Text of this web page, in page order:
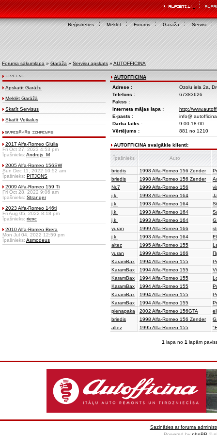
Reģistrēties Meklēt Forums Garāža Servisi
Foruma sākumlapa » Garāža » Servisu apskats »AUTOFFICINA
Apskatīt Garāžu
Meklēt Garāžā
Skatīt Servisus
Skatīt Veikalus
2017 Alfa-Romeo Giulia
Fri Oct 27, 2023 4:53 pm
Īpašnieks: Andrejs_M
2005 Alfa-Romeo 156SW
Sun Dec 11, 2022 10:52 am
Īpašnieks: PITJONS
2009 Alfa-Romeo 159 Ti
Fri Oct 28, 2022 9:06 am
Īpašnieks: Stranger
2023 Alfa-Romeo 146ti
Fri Aug 05, 2022 8:18 pm
Īpašnieks: riexc
2010 Alfa-Romeo Brera
Mon Jul 04, 2022 12:59 pm
Īpašnieks: Asmodeus
AUTOFFICINA
Adrese :
Ozolu iela 2a,
Telefons :
67383626
Fakss :
Interneta mājas lapa :
http://
E-pasts :
info@
Darba laiks :
9:00-18:00
Vērtējums :
881 no 1210
AUTOFFICINA svaigākie klienti:
Īpašnieks Auto
briedis 1998 Alfa-Romeo 156 Zender
briedis
1998 Alfa-Romeo 156 Zender
Nr.7
1999 Alfa-Romeo 156
j.k.
1993 Alfa-Romeo 164
j.k.
1993 Alfa-Romeo 164
j.k.
1993 Alfa-Romeo 164
j.k.
1993 Alfa-Romeo 164
yuran
1999 Alfa-Romeo 166
j.k.
1993 Alfa-Romeo 164
altez
1995 Alfa-Romeo 155
yuran
1999 Alfa-Romeo 166
KaramBax
1994 Alfa-Romeo 155
KaramBax
1994 Alfa-Romeo 155
KaramBax
1994 Alfa-Romeo 155
KaramBax
1994 Alfa-Romeo 155
KaramBax
1994 Alfa-Romeo 155
KaramBax
1994 Alfa-Romeo 155
pienapaka
2002 Alfa-Romeo 156GTA
briedis
1998 Alfa-Romeo 156 Zender
altez
1995 Alfa-Romeo 155
1 lapa no 1 lapām
Sazināties ar foruma